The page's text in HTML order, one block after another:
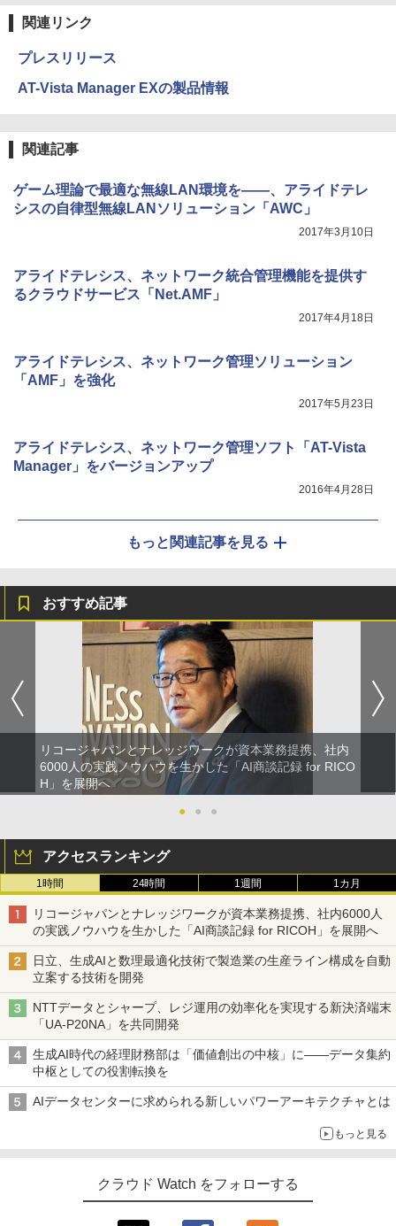
関連リンク
プレスリリース
AT-Vista Manager EXの製品情報
関連記事
ゲーム理論で最適な無線LAN環境を――、アライドテレ
シスの自律型無線LANソリューション「AWC」
2017年3月10日
アライドテレシス、ネットワーク統合管理機能を提供す
るクラウドサービス「Net.AMF」
2017年4月18日
アライドテレシス、ネットワーク管理ソリューション
「AMF」を強化
2017年5月23日
アライドテレシス、ネットワーク管理ソフト「AT-Vista
Manager」をバージョンアップ
2016年4月28日
もっと関連記事を見る
おすすめ記事
リコージャパンとナレッジワークが資本業務提携、社内
6000人の実践ノウハウを生かした「AI商談記録 for RICO
H」を展開へ
●
● ●
アクセスランキング
1時間 24時間 1週間 1カ月
リコージャパンとナレッジワークが資本業務提携、社内6000人
の実践ノウハウを生かした「AI商談記録 for RICOH」を展開へ
日立、生成AIと数理最適化技術で製造業の生産ライン構成を自動
立案する技術を開発
NTTデータとシャープ、レジ運用の効率化を実現する新決済端末
「UA-P20NA」を共同開発
生成AI時代の経理財務部は「価値創出の中核」に――データ集約
中枢としての役割転換を
AIデータセンターに求められる新しいパワーアーキテクチャとは
もっと見る
クラウド Watch をフォローする